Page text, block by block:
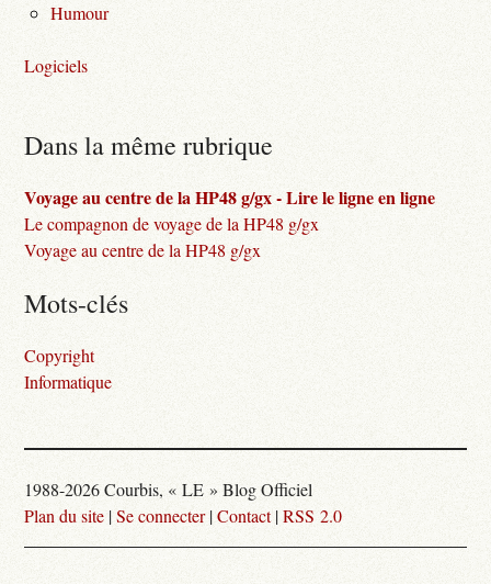
Humour
Logiciels
Dans la même rubrique
Voyage au centre de la HP48 g/gx - Lire le ligne en ligne
Le compagnon de voyage de la HP48 g/gx
Voyage au centre de la HP48 g/gx
Mots-clés
Copyright
Informatique
1988-2026 Courbis, « LE » Blog Officiel
Plan du site |Se connecter|Contact|RSS 2.0